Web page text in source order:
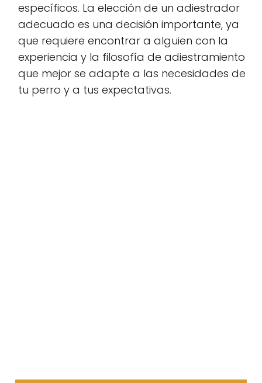
específicos. La elección de un adiestrador
adecuado es una decisión importante, ya
que requiere encontrar a alguien con la
experiencia y la filosofía de adiestramiento
que mejor se adapte a las necesidades de
tu perro y a tus expectativas.